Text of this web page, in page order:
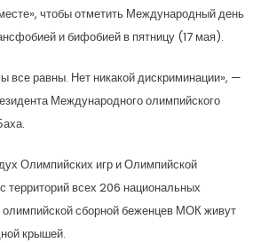
чтобы отметить Международный день
и бифобией в пятницу (17 мая).
все равны. Нет никакой дискриминации», —
Международного олимпийского
Олимпийских игр и Олимпийской
территорий всех 206 национальных
олимпийской сборной беженцев МОК живут
крышей.